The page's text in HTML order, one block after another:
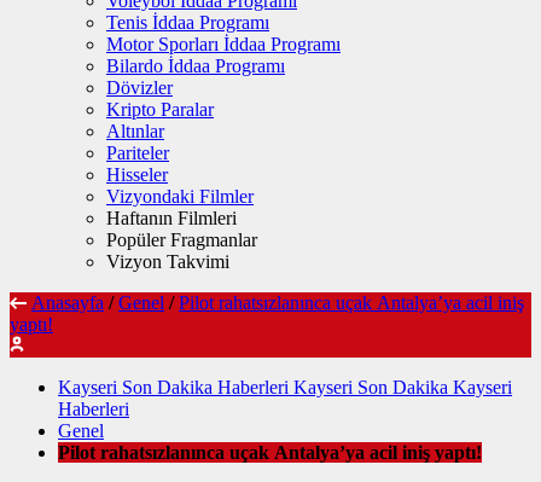
Tenis İddaa Programı
Motor Sporları İddaa Programı
Bilardo İddaa Programı
Dövizler
Kripto Paralar
Altınlar
Pariteler
Hisseler
Vizyondaki Filmler
Haftanın Filmleri
Popüler Fragmanlar
Vizyon Takvimi
Anasayfa / Genel / Pilot rahatsızlanınca uçak Antalya’ya acil iniş
yaptı!
Kayseri Son Dakika Haberleri Kayseri Son Dakika Kayseri
Haberleri
Genel
Pilot rahatsızlanınca uçak Antalya’ya acil iniş yaptı!